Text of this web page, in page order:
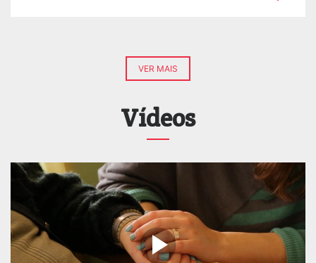
VER MAIS
Vídeos
